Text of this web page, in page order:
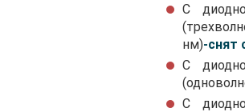
С
нм)-снят
С
С